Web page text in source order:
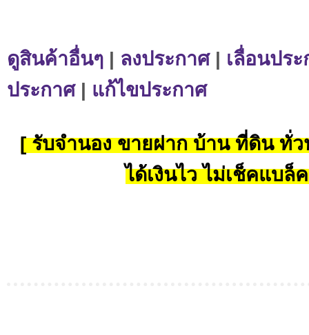
ดูสินค้าอื่นๆ | ลงประกาศ| เลื่อนปร
ประกาศ| แก้ไขประกาศ
[ รับจำนอง ขายฝาก บ้าน ที่ดิน ทั่ว
ได้เงินไว ไม่เช็คแบล็